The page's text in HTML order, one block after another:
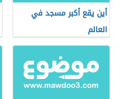
أين يقع أكبر مسجد في
العالم